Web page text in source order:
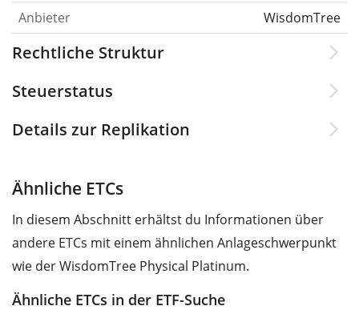
Anbieter
WisdomTree
Rechtliche Struktur
Steuerstatus
Details zur Replikation
Ähnliche ETCs
In diesem Abschnitt erhältst du Informationen über
andere ETCs mit einem ähnlichen Anlageschwerpunkt
wie der WisdomTree Physical Platinum.
Ähnliche ETCs in der ETF-Suche